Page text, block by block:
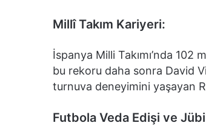
Millî Takım Kariyeri:
İspanya Milli Takımı’nda
bu rekoru daha sonra David
turnuva deneyimini yaşayan
Futbola Veda Edişi ve